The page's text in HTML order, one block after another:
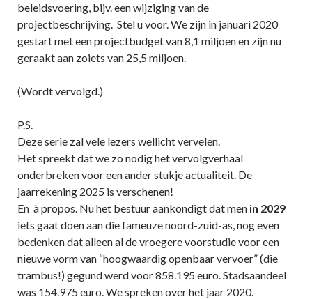
beleidsvoering, bijv. een wijziging van de
projectbeschrijving. Stel u voor. We zijn in januari 2020
gestart met een projectbudget van 8,1 miljoen en zijn nu
geraakt aan zoiets van 25,5 miljoen.
(Wordt vervolgd.)
P.S.
Deze serie zal vele lezers wellicht vervelen.
Het spreekt dat we zo nodig het vervolgverhaal
onderbreken voor een ander stukje actualiteit. De
jaarrekening 2025 is verschenen!
En à propos. Nu het bestuur aankondigt dat men in 2029
iets gaat doen aan die fameuze noord-zuid-as, nog even
bedenken dat alleen al de vroegere voorstudie voor een
nieuwe vorm van “hoogwaardig openbaar vervoer” (die
trambus!) gegund werd voor 858.195 euro. Stadsaandeel
was 154.975 euro. We spreken over het jaar 2020.